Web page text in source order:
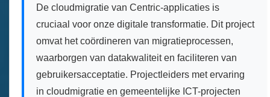
De cloudmigratie van Centric-applicaties is
cruciaal voor onze digitale transformatie. Dit project
omvat het coördineren van migratieprocessen,
waarborgen van datakwaliteit en faciliteren van
gebruikersacceptatie. Projectleiders met ervaring
in cloudmigratie en gemeentelijke ICT-projecten